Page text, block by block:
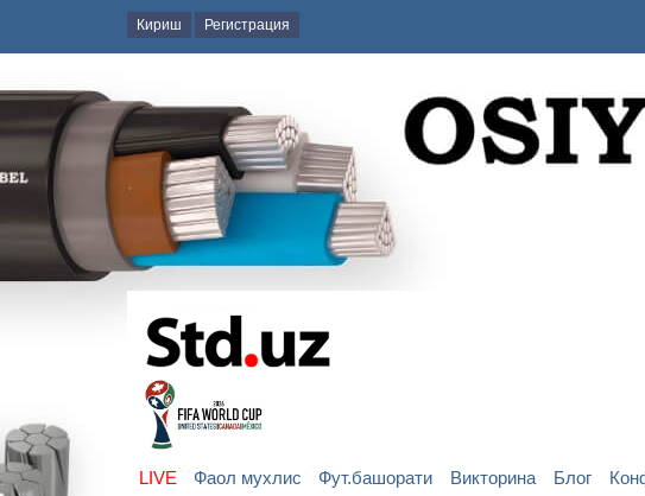
Кириш Регистрация
LIVE Фаол мухлис Фут.башорати Викторина Блог